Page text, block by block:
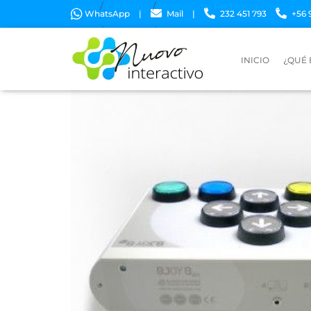
WhatsApp | Mail | 232 451 793 +56
INICIO ¿QUÉ
Inicio / /Innovación Pedagógica en
Inicio/Catálogo/Innovación Pedagógica en